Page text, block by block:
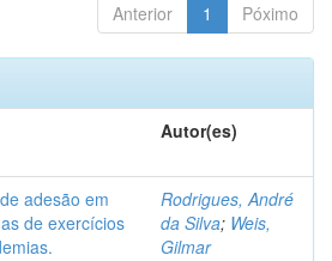
Anterior 1 Póximo
Autor(es)
adesão em
de exercícios
Rodrigues, André
da Silva; Weis,
Gilmar